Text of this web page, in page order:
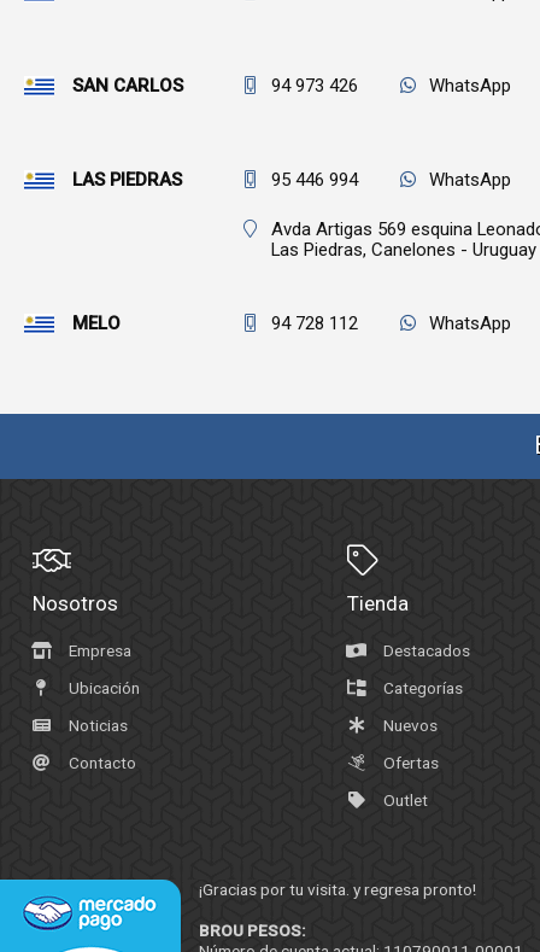
SAN CARLOS 94 973 426 WhatsApp
LAS PIEDRAS 95 446 994 WhatsApp
Avda Artigas 569 esquina
Las Piedras, Canelones - Uruguay
MELO 94 728 112 WhatsApp
Nosotros
Empresa
Ubicación
Noticias
Contacto
Tienda
Destacados
Categorías
Nuevos
Ofertas
Outlet
¡Gracias por tu visita. y regresa pronto!
BROU PESOS: